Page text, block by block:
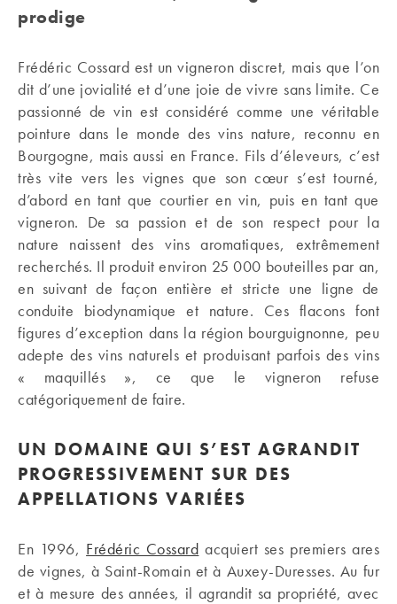
prodige
Frédéric Cossard est un vigneron discret, mais que l’on
dit d’une jovialité et d’une joie de vivre sans limite. Ce
passionné de vin est considéré comme une véritable
pointure dans le monde des vins nature, reconnu en
Bourgogne, mais aussi en France. Fils d’éleveurs, c’est
très vite vers les vignes que son cœur s’est tourné,
d’abord en tant que courtier en vin, puis en tant que
vigneron. De sa passion et de son respect pour la
nature naissent des vins aromatiques, extrêmement
recherchés. Il produit environ 25 000 bouteilles par an,
en suivant de façon entière et stricte une ligne de
conduite biodynamique et nature. Ces flacons font
figures d’exception dans la région bourguignonne, peu
adepte des vins naturels et produisant parfois des vins
« maquillés », ce que le vigneron refuse
catégoriquement de faire.
UN DOMAINE QUI S’EST AGRANDIT
PROGRESSIVEMENT SUR DES
APPELLATIONS VARIÉES
En 1996, Frédéric Cossard acquiert ses premiers ares
de vignes, à Saint-Romain et à Auxey-Duresses. Au fur
et à mesure des années, il agrandit sa propriété, avec